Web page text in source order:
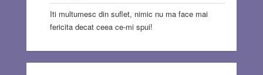
Iti multumesc din suflet, nimic nu ma face mai
fericita decat ceea ce-mi spui!